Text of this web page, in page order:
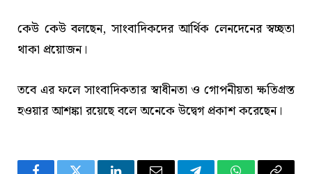
কেউ কেউ বলছেন, সাংবাদিকদের আর্থিক লেনদেনের স্বচ্ছতা
থাকা প্রয়োজন।
তবে এর ফলে সাংবাদিকতার স্বাধীনতা ও গোপনীয়তা ক্ষতিগ্রস্ত
হওয়ার আশঙ্কা রয়েছে বলে অনেকে উদ্বেগ প্রকাশ করেছেন।